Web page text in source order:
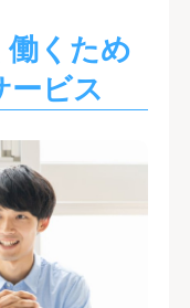
働くため
ービス